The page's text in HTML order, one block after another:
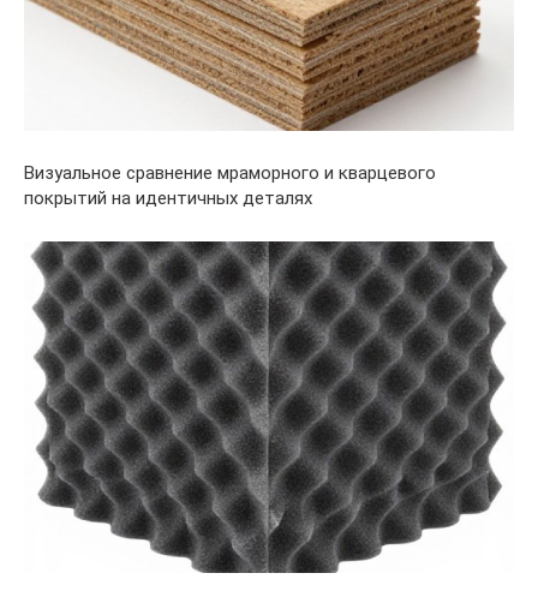
Визуальное сравнение мраморного и кварцевого
покрытий на идентичных деталях